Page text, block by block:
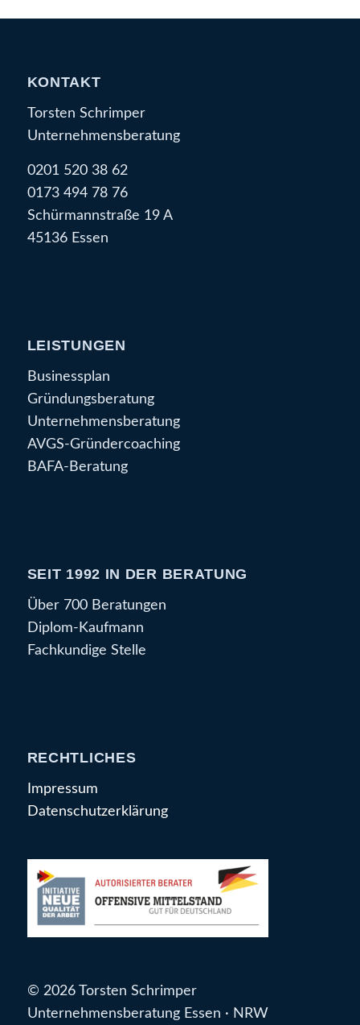
KONTAKT
Torsten Schrimper
Unternehmensberatung
0201 520 38 62
0173 494 78 76
Schürmannstraße 19 A
45136 Essen
LEISTUNGEN
Businessplan
Gründungsberatung
Unternehmensberatung
AVGS-Gründercoaching
BAFA-Beratung
SEIT 1992 IN DER BERATUNG
Über 700 Beratungen
Diplom-Kaufmann
Fachkundige Stelle
RECHTLICHES
Impressum
Datenschutzerklärung
© 2026 Torsten Schrimper
Unternehmensberatung Essen · NRW